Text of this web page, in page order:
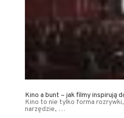
Kino a bunt – jak filmy inspirują
Kino to nie tylko forma
narzędzie, …